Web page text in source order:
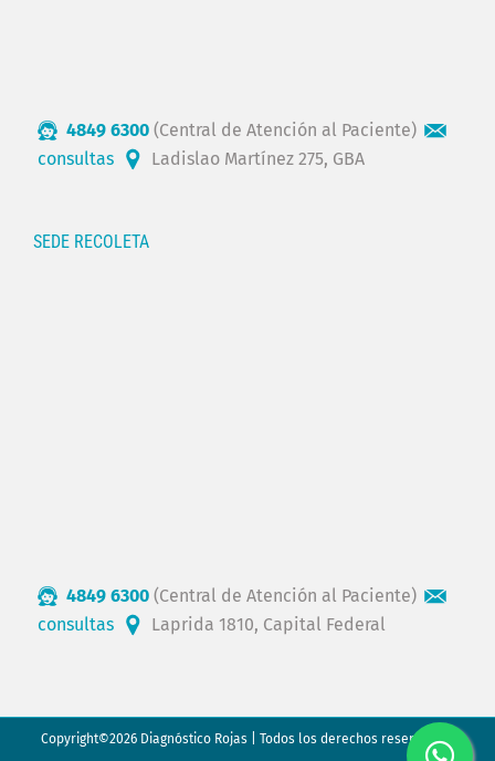
4849 6300 (Central de Atención al Paciente)
consultas
Ladislao Martínez 275, GBA
SEDE RECOLETA
4849 6300 (Central de Atención al Paciente)
consultas
Laprida 1810, Capital Federal
Copyright©2026 Diagnóstico Rojas | Todos los derechos reservados.